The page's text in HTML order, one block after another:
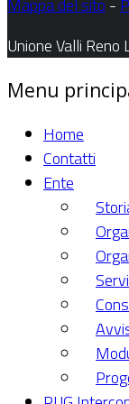
Unione Valli
Menu
Home
Contatti
Ente